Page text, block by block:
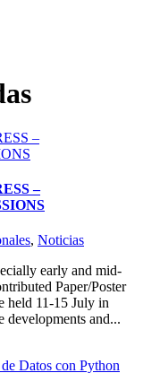
–
, Noticias
early and mid-
Paper/Poster
held 11-15 July in
and...